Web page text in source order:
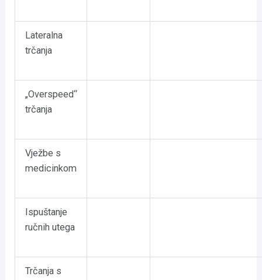
Lateralna
trčanja
„Overspeed“
trčanja
Vježbe s
medicinkom
Ispuštanje
ručnih utega
Trčanja s